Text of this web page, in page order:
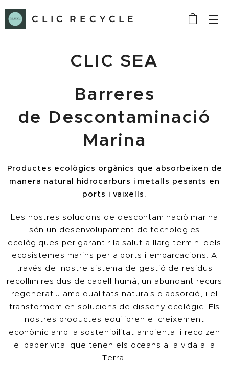
C L I C R E C Y C L E
CLIC SEA
Barreres
de Descontaminació
Marina
Productes ecològics orgànics que absorbeixen de
manera natural hidrocarburs i metalls pesants en
ports i vaixells.
Les nostres solucions de descontaminació marina
són un desenvolupament de tecnologies
ecològiques per garantir la salut a llarg termini dels
ecosistemes marins per a ports i embarcacions. A
través del nostre sistema de gestió de residus
recollim residus de cabell humà, un abundant recurs
regeneratiu amb qualitats naturals d'absorció, i el
transformem en solucions de disseny ecològic. Els
nostres productes equilibren el creixement
econòmic amb la sostenibilitat ambiental i recolzen
el paper vital que tenen els oceans a la vida a la
Terra.